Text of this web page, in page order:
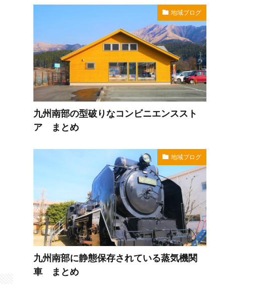
地域ブログ
九州南部の型破りなコンビニエンススト
ア まとめ
地域ブログ
九州南部に静態保存されている蒸気機関
車 まとめ